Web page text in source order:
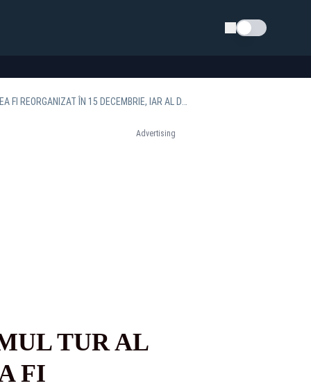
Schimba tema
Advertising
TUR AL
FI